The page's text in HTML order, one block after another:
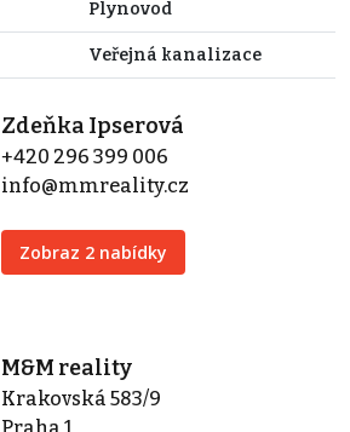
Plynovod
Veřejná kanalizace
Zdeňka Ipserová
+420 296 399 006
info@mmreality.cz
Zobraz 2 nabídky
M&M reality
Krakovská 583/9